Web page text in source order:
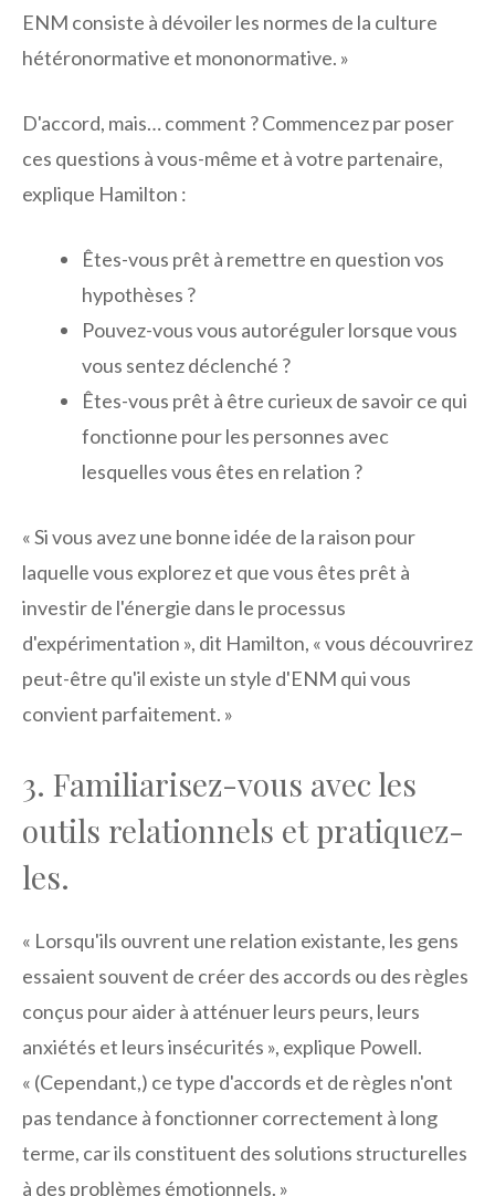
ENM consiste à dévoiler les normes de la culture
hétéronormative et mononormative. »
D'accord, mais… comment ? Commencez par poser
ces questions à vous-même et à votre partenaire,
explique Hamilton :
Êtes-vous prêt à remettre en question vos
hypothèses ?
Pouvez-vous vous autoréguler lorsque vous
vous sentez déclenché ?
Êtes-vous prêt à être curieux de savoir ce qui
fonctionne pour les personnes avec
lesquelles vous êtes en relation ?
« Si vous avez une bonne idée de la raison pour
laquelle vous explorez et que vous êtes prêt à
investir de l'énergie dans le processus
d'expérimentation », dit Hamilton, « vous découvrirez
peut-être qu'il existe un style d'ENM qui vous
convient parfaitement. »
3. Familiarisez-vous avec les
outils relationnels et pratiquez-
les.
« Lorsqu'ils ouvrent une relation existante, les gens
essaient souvent de créer des accords ou des règles
conçus pour aider à atténuer leurs peurs, leurs
anxiétés et leurs insécurités », explique Powell.
« (Cependant,) ce type d'accords et de règles n'ont
pas tendance à fonctionner correctement à long
terme, car ils constituent des solutions structurelles
à des problèmes émotionnels. »